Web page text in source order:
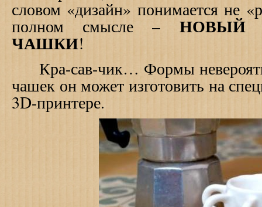
словом «дизайн» понимается не
полном смысле – НОВЫЙ
ЧАШКИ!
Кра-сав-чик… Формы
чашек он может изготовить на
3D-принтере.